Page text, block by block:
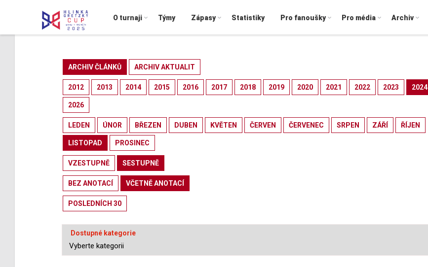
O turnaji Týmy Zápasy Statistiky Pro fanoušky Pro média Archiv
ARCHIV ČLÁNKŮ ARCHIV AKTUALIT
2012 2013 2014 2015 2016 2017 2018 2019 2020 2021 2022 2023 2024
2026
LEDEN ÚNOR BŘEZEN DUBEN KVĚTEN ČERVEN ČERVENEC SRPEN ZÁŘÍ ŘÍJEN
LISTOPAD PROSINEC
VZESTUPNĚ SESTUPNĚ
BEZ ANOTACÍ VČETNĚ ANOTACÍ
POSLEDNÍCH 30
Dostupné kategorie